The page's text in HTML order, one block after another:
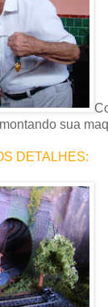
sua
DETALHES: